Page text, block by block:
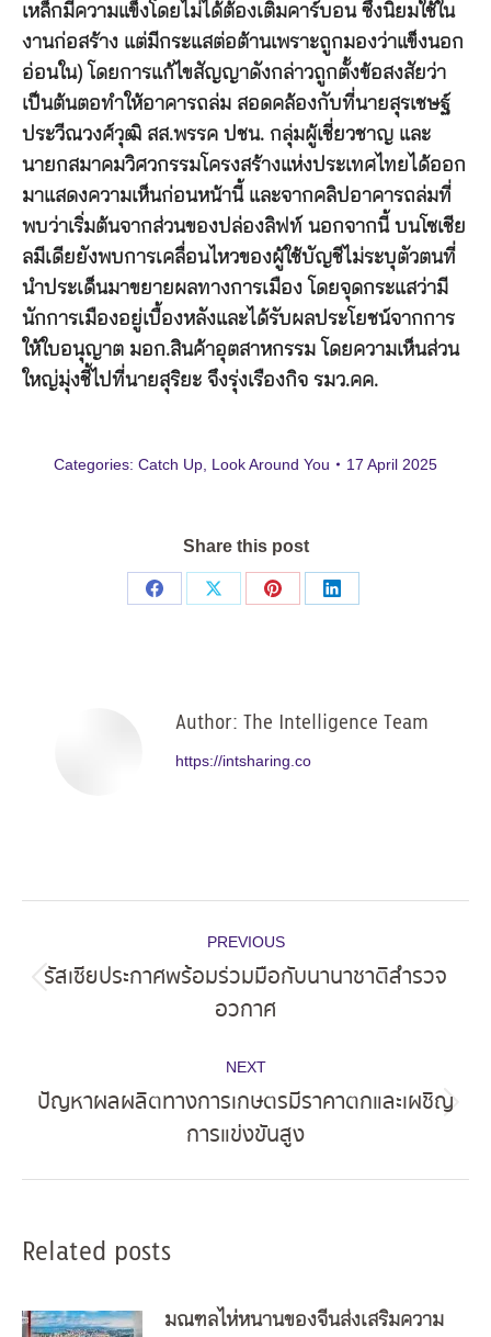
เหล็กมีความแข็งโดยไม่ได้ต้องเติมคาร์บอน ซึ่งนิยมใช้ใน
งานก่อสร้าง แต่มีกระแสต่อต้านเพราะถูกมองว่าแข็งนอก
อ่อนใน) โดยการแก้ไขสัญญาดังกล่าวถูกตั้งข้อสงสัยว่า
เป็นต้นตอทำให้อาคารถล่ม สอดคล้องกับที่นายสุรเชษฐ์
ประวีณวงศ์วุฒิ สส.พรรค ปชน. กลุ่มผู้เชี่ยวชาญ และ
นายกสมาคมวิศวกรรมโครงสร้างแห่งประเทศไทยได้ออก
มาแสดงความเห็นก่อนหน้านี้ และจากคลิปอาคารถล่มที่
พบว่าเริ่มต้นจากส่วนของปล่องลิฟท์ นอกจากนี้ บนโซเชีย
ลมีเดียยังพบการเคลื่อนไหวของผู้ใช้บัญชีไม่ระบุตัวตนที่
นำประเด็นมาขยายผลทางการเมือง โดยจุดกระแสว่ามี
นักการเมืองอยู่เบื้องหลังและได้รับผลประโยชน์จากการ
ให้ใบอนุญาต มอก.สินค้าอุตสาหกรรม โดยความเห็นส่วน
ใหญ่มุ่งชี้ไปที่นายสุริยะ จึงรุ่งเรืองกิจ รมว.คค.
Categories: Catch Up Look Around You 17 April 2025
Share this post
Share
Share
Share
Share
Author: The Intelligence Team
https://intsharing.co
navigation
PREVIOUS
post:
รัสเซียประกาศพร้อมร่วมมือกับนานาชาติสำรวจ
อวกาศ
NEXT
post:
ปัญหาผลผลิตทางการเกษตรมีราคาตกและเผชิญ
การแข่งขันสูง
Related posts
มณฑลไห่หนานของจีนส่งเสริมความ